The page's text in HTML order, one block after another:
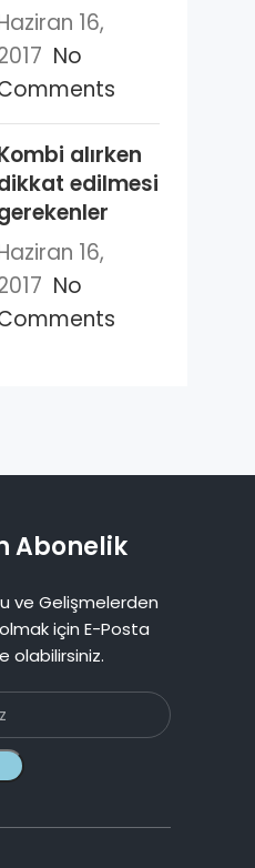
16,
No
alırken
edilmesi
16,
No
Abonelik
ve Gelişmelerden
için E-Posta
olabilirsiniz.